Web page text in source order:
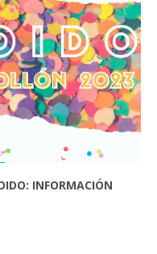
INFORMACIÓN